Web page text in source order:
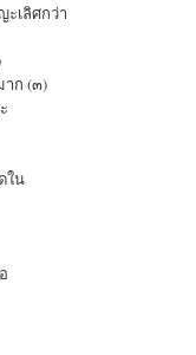
เลิศกว่า
าก (๓)
ใน